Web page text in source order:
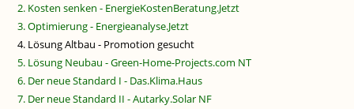
2. Kosten senken - EnergieKostenBeratung.Jetzt
3. Optimierung - Energieanalyse.Jetzt
4. Lösung Altbau - Promotion gesucht
5. Lösung Neubau - Green-Home-Projects.com NT
6. Der neue Standard I - Das.Klima.Haus
7. Der neue Standard II - Autarky.Solar NF